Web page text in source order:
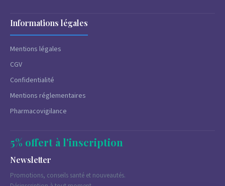
Informations légales
Mentions légales
CGV
Confidentialité
Mentions réglementaires
Pharmacovigilance
5% offert à l'inscription
Newsletter
Promotions, conseils santé et nouveautés.